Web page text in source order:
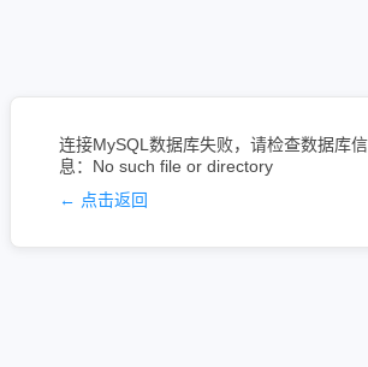
连接MySQL数据库失败，请检查数据库
息：No such file or directory
← 点击返回